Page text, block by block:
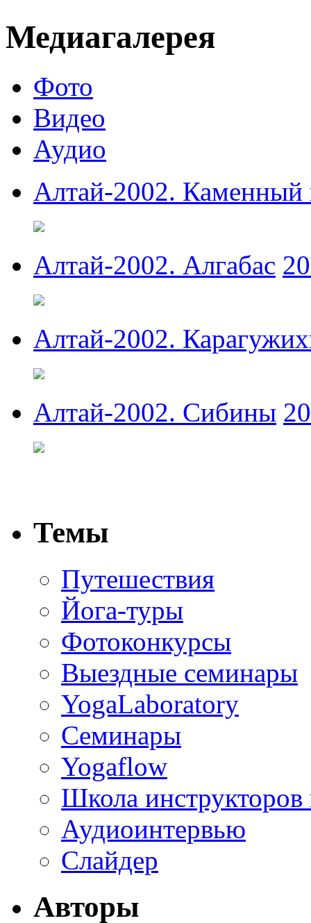
Медиагалерея
Фото
Видео
Аудио
Алтай-2002. Каменный
Алтай-2002. Алгабас
Алтай-2002.
Алтай-2002. Сибины
Темы
Путешествия
Йога-туры
Фотоконкурсы
Выездные семинары
YogaLaboratory
Семинары
Yogaflow
Школа инструкторов
Аудиоинтервью
Слайдер
Авторы